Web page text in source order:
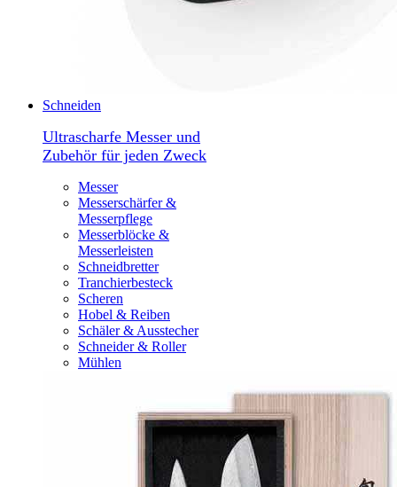
Schneiden
Ultrascharfe Messer und
Zubehör für jeden Zweck
Messer
Messerschärfer &
Messerpflege
Messerblöcke &
Messerleisten
Schneidbretter
Tranchierbesteck
Scheren
Hobel & Reiben
Schäler & Ausstecher
Schneider & Roller
Mühlen